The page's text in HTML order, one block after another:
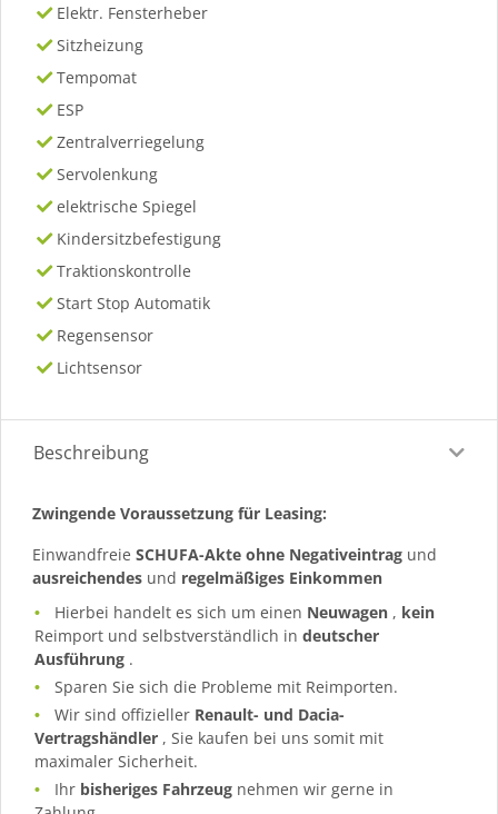
Elektr. Fensterheber
Sitzheizung
Tempomat
ESP
Zentralverriegelung
Servolenkung
elektrische Spiegel
Kindersitzbefestigung
Traktionskontrolle
Start Stop Automatik
Regensensor
Lichtsensor
Beschreibung
Zwingende Voraussetzung für Leasing:
Einwandfreie SCHUFA-Akte ohne Negativeintrag und
ausreichendes und regelmäßiges Einkommen
Hierbei handelt es sich um einen Neuwagen , kein
Reimport und selbstverständlich in deutscher
Ausführung .
Sparen Sie sich die Probleme mit Reimporten.
Wir sind offizieller Renault- und Dacia-
Vertragshändler , Sie kaufen bei uns somit mit
maximaler Sicherheit.
Ihr bisheriges Fahrzeug nehmen wir gerne in